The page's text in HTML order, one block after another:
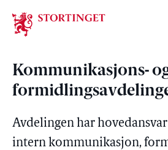
Stortinget.no
Kommunikasjons-
Avdelingen har
intern kommunikasjon,